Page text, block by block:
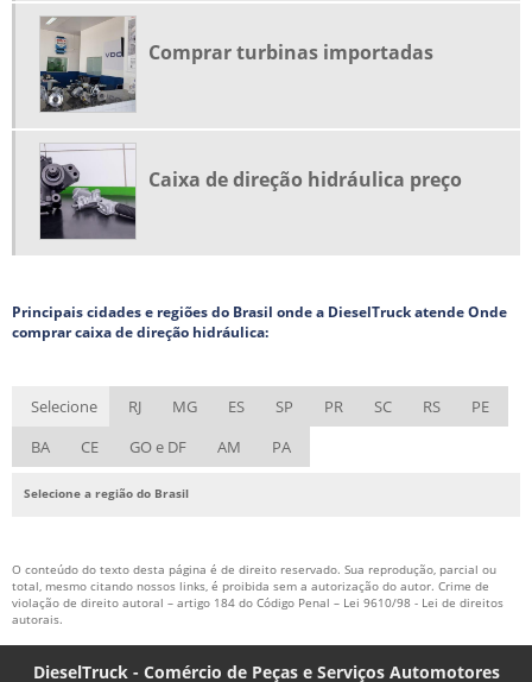
PEÇAS PARA INJEÇÃO DIESEL COMPRAR
PREÇO DO BICO INJETOR
REPARAÇÃO INJECTORES DIESEL
REPARO EM BOMBA INJETORA
REPARO INJETOR COMMON RAIL
TURBO ALIMENTADOR
Comprar turbinas importadas
Caixa de direção hidráulica preço
Principais cidades e regiões do Brasil onde a DieselTruck atende Onde
comprar caixa de direção hidráulica:
Selecione RJ MG ES SP PR SC RS
PE
BA
CE GO e DF AM PA
Selecione a região do Brasil
O conteúdo do texto desta página é de direito reservado. Sua reprodução, parcial ou
total, mesmo citando nossos links, é proibida sem a autorização do autor. Crime de
violação de direito autoral – artigo 184 do Código Penal – Lei 9610/98 - Lei de direitos
autorais.
DieselTruck - Comércio de Peças e Serviços Automotores